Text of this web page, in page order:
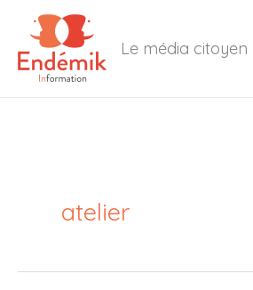
contenu
Le média citoyen
atelier